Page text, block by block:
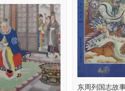
东周列国志故